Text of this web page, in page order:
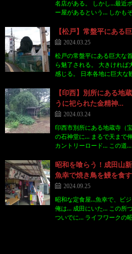
名店がある。 しかし…最近
ー屋があるという… しかも
【松戸】常盤平にある
2024.03.25
松戸の常盤平にある巨大な
ら魅了される。 大きければ
感じる。 日本各地に巨大な
【印西】別所にある地
うに祀られた金精神…
2024.03.24
印西市別所にある地蔵寺（
の石神堂に… まるで天まで
カントリーロード… この道
昭和を喰らう！成田山
魚幸で焼き鳥を鰻を食
2024.09.25
昭和な定食屋…魚幸で、ビ
俺は… 成田にいた… この所
ついでに… ライフワークの